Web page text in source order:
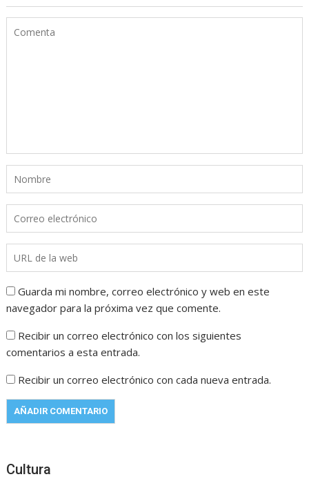
Guarda mi nombre, correo electrónico y web en este
navegador para la próxima vez que comente.
Recibir un correo electrónico con los siguientes
comentarios a esta entrada.
Recibir un correo electrónico con cada nueva entrada.
Cultura